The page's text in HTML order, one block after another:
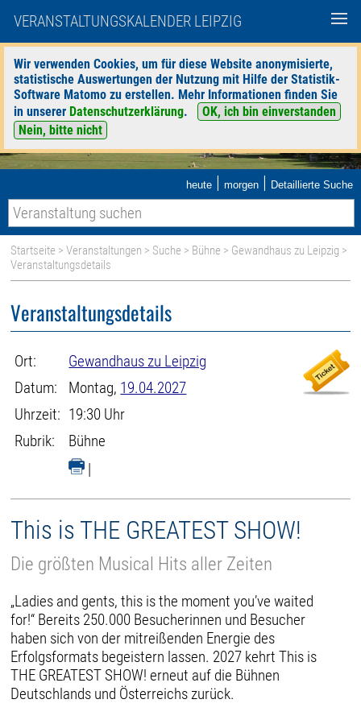
VERANSTALTUNGSKALENDER LEIPZIG
Wir verwenden Cookies, um für diese Website anonymisierte,
statistische Auswertungen der Nutzung mit Hilfe der Statistik-
Software Matomo zu erstellen. Mehr Informationen finden Sie
in unserer Datenschutzerklärung.
OK, ich bin einverstanden
Nein, bitte nicht
heute | morgen | Detaillierte Suche
Startseite >Veranstaltungen > Suche > Bühne > Gewandhaus zu Leipzig >
Veranstaltungsdetails
Veranstaltungsdetails
Ort:
Gewandhaus zu Leipzig
Datum:
Montag, 19.04.2027
Uhrzeit: 19:30 Uhr
Rubrik:
Bühne
|
This is THE GREATEST SHOW!
Die größten Musical Hits aller Zeiten
„Ladies and gents, this is the moment you’ve waited
for!“ Bereits 250.000 Besucherinnen und Besucher
haben sich von der mitreißenden Energie des
Erfolgsformats begeistern lassen. 2027 kehrt This is
THE GREATEST SHOW! erneut auf die Bühnen
Deutschlands und Österreichs zurück.